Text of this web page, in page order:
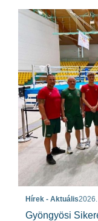
Hírek - Aktuális2026.
Gyöngyösi